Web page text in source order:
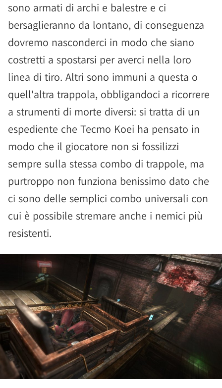
sono armati di archi e balestre e ci
bersaglieranno da lontano, di conseguenza
dovremo nasconderci in modo che siano
costretti a spostarsi per averci nella loro
linea di tiro. Altri sono immuni a questa o
quell'altra trappola, obbligandoci a ricorrere
a strumenti di morte diversi: si tratta di un
espediente che Tecmo Koei ha pensato in
modo che il giocatore non si fossilizzi
sempre sulla stessa combo di trappole, ma
purtroppo non funziona benissimo dato che
ci sono delle semplici combo universali con
cui è possibile stremare anche i nemici più
resistenti.